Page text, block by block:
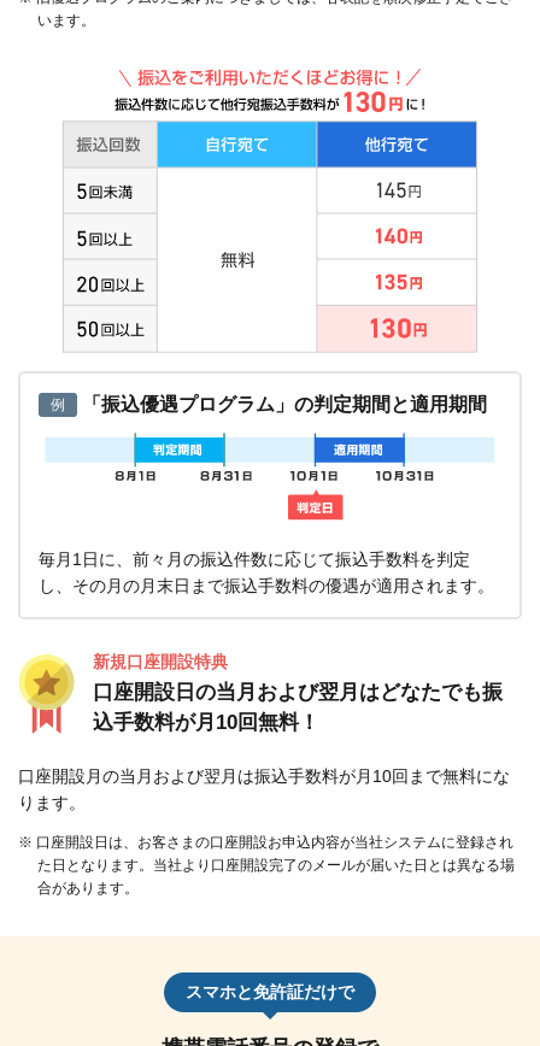
います。
例 「振込優遇プログラム」の判定期間と適用期間
毎月1日に、前々月の振込件数に応じて振込手数料を判定
し、その月の月末日まで振込手数料の優遇が適用されます。
新規口座開設特典
口座開設日の当月および翌月はどなたでも振
込手数料が月10回無料！
口座開設月の当月および翌月は振込手数料が月10回まで無料にな
ります。
※ 口座開設日は、お客さまの口座開設お申込内容が当社システムに登録され
た日となります。当社より口座開設完了のメールが届いた日とは異なる場
合があります。
スマホと免許証だけで